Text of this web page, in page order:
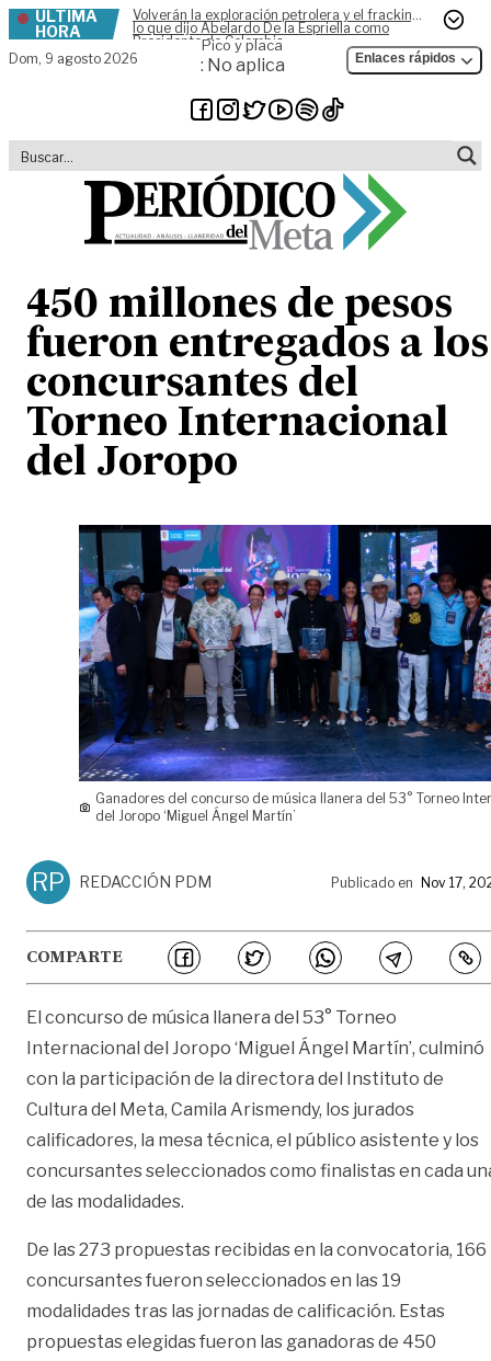
Skip to content
ÚLTIMA
HORA
Volverán la exploración petrolera y el fracking,
lo que dijo Abelardo De la Espriella como
Presidente de Colombia
Dom, 9 agosto 2026
Pico y placa
: No aplica Enlaces rápidos
450 millones de pesos
fueron entregados a los
concursantes del
Torneo Internacional
del Joropo
Ganadores del concurso de música llanera del 53° Torneo
del Joropo ‘Miguel Ángel Martín’
RP REDACCIÓN PDM Publicado en Nov 17,
COMPARTE
El concurso de música llanera del 53° Torneo
Internacional del Joropo ‘Miguel Ángel Martín’, culminó
con la participación de la directora del Instituto de
Cultura del Meta, Camila Arismendy, los jurados
calificadores, la mesa técnica, el público asistente y los
concursantes seleccionados como finalistas en cada
de las modalidades.
De las 273 propuestas recibidas en la convocatoria, 166
concursantes fueron seleccionados en las 19
modalidades tras las jornadas de calificación. Estas
propuestas elegidas fueron las ganadoras de 450